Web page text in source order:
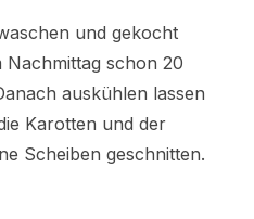
und gekocht
Nachmittag schon 20
auskühlen lassen
Karotten und der
Scheiben geschnitten.